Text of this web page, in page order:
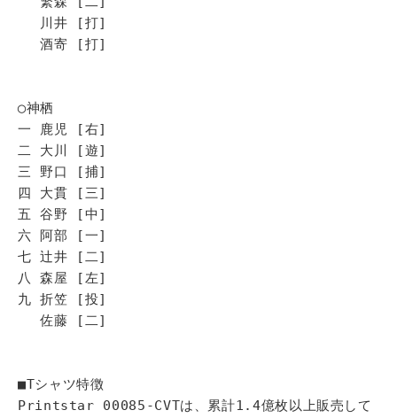
川井 [打]
酒寄 [打]
◯神栖
一 鹿児 [右]
二 大川 [遊]
三 野口 [捕]
四 大貫 [三]
五 谷野 [中]
六 阿部 [一]
七 辻井 [二]
八 森屋 [左]
九 折笠 [投]
佐藤 [二]
■Tシャツ特徴
Printstar 00085-CVTは、累計1.4億枚以上販売して